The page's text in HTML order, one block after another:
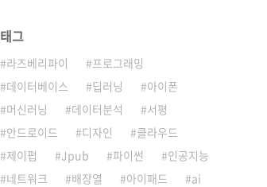
태그
라즈베리파이
프로그래밍
데이터베이스
딥러닝
아이폰
머신러닝
데이터분석
서평
안드로이드
디자인
클라우드
제이펍
Jpub 파이썬
인공지능
네트워크
배장열 아이패드
ai